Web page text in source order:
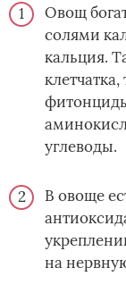
Овощ
солями
кальция.
углеводы.
В овоще
на